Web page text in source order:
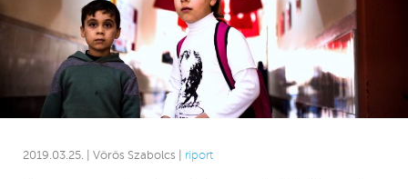
2019.03.25. | Vörös Szabolcs | riport